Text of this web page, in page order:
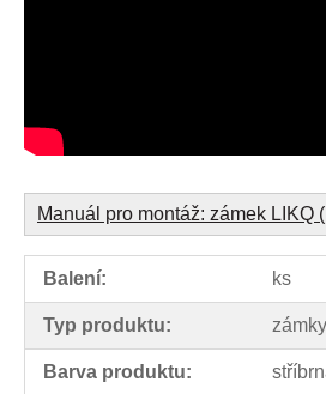
Manuál pro montáž: zámek LIKQ
Balení: ks
Typ produktu:
Barva produktu: